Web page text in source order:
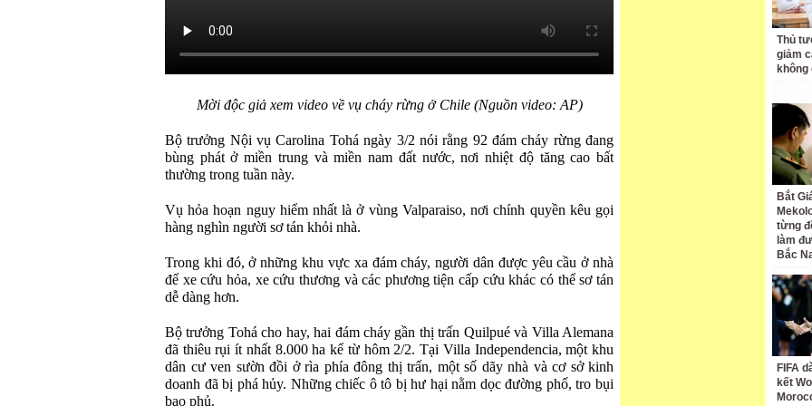
Mời độc giả xem video về vụ cháy rừng ở Chile (Nguồn video: AP)
Bộ trưởng Nội vụ Carolina Tohá ngày 3/2 nói rằng 92 đám cháy rừng đang
bùng phát ở miền trung và miền nam đất nước, nơi nhiệt độ tăng cao bất
thường trong tuần này.
Vụ hỏa hoạn nguy hiểm nhất là ở vùng Valparaiso, nơi chính quyền kêu gọi
hàng nghìn người sơ tán khỏi nhà.
Trong khi đó, ở những khu vực xa đám cháy, người dân được yêu cầu ở nhà
để xe cứu hỏa, xe cứu thương và các phương tiện cấp cứu khác có thể sơ tán
dễ dàng hơn.
Bộ trưởng Tohá cho hay, hai đám cháy gần thị trấn Quilpué và Villa Alemana
đã thiêu rụi ít nhất 8.000 ha kể từ hôm 2/2. Tại Villa Independencia, một khu
dân cư ven sườn đồi ở rìa phía đông thị trấn, một số dãy nhà và cơ sở kinh
doanh đã bị phá hủy. Những chiếc ô tô bị hư hại nằm dọc đường phố, tro bụi
bao phủ.
Thủ
giảm
không
Bắt
từng
làm
Bắc
FIFA
kết